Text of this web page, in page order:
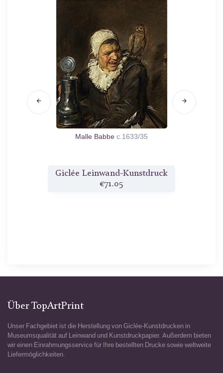
Malle Babbe c.1633/35
Giclée Leinwand-Kunstdruck
€71.05
Über TopArtPrint
Unser Fachgebiet ist die Herstellung von Giclée-Kunstdrucken in
Museumsqualität auf Leinwand und Kunstdruckpapier. Außerdem bieten
wir einen Einrahmungsservice für Ihre bestellten Drucke sowie weltweite
Liefermöglichkeiten.